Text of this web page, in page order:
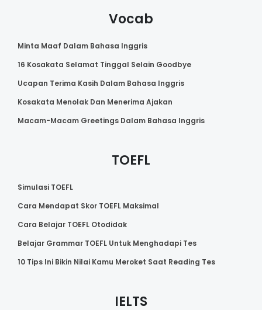
Vocab
Minta Maaf Dalam Bahasa Inggris
16 Kosakata Selamat Tinggal Selain Goodbye
Ucapan Terima Kasih Dalam Bahasa Inggris
Kosakata Menolak Dan Menerima Ajakan
Macam-Macam Greetings Dalam Bahasa Inggris
TOEFL
Simulasi TOEFL
Cara Mendapat Skor TOEFL Maksimal
Cara Belajar TOEFL Otodidak
Belajar Grammar TOEFL Untuk Menghadapi Tes
10 Tips Ini Bikin Nilai Kamu Meroket Saat Reading Tes
IELTS